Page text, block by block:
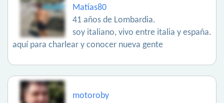
Matías80
41 años de Lombardia.
soy italiano, vivo entre italia y españa.
aquí para charlear y conocer nueva gente
motoroby